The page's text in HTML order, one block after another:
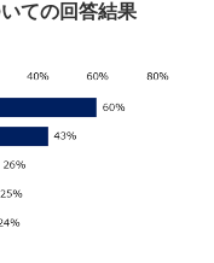
ての回答結果